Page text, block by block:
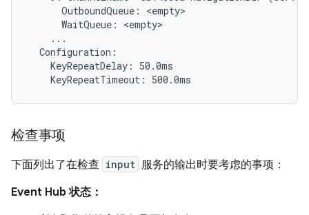
      OutboundQueue: <empty>
      WaitQueue: <empty>
    ...
  Configuration:
    KeyRepeatDelay: 50.0ms
检查事项
下面列出了在检查 input 服务的输出时要考虑的事项：
Event Hub 状态：